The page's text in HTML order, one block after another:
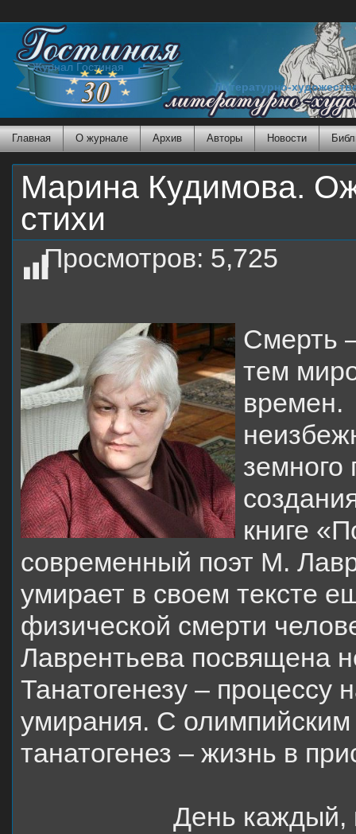
Журнал Гостиная
Литературно-
Главная О журнале Архив Авторы Новости
Марина Кудимова.
стихи
Просмотров: 5,725
Смерть
тем
времен.
земного
книге
современный поэт М.
умирает в своем тексте
физической смерти
Лаврентьева посвящена
Танатогенезу – процессу
умирания. С олимпийским
танатогенез – жизнь в
День каждый,